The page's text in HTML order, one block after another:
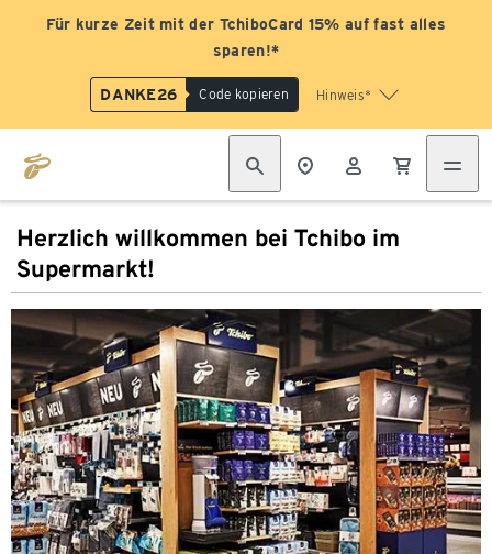
Für kurze Zeit mit der TchiboCard 15% auf fast alles
sparen!*
DANKE26 Code kopieren Hinweis*
Herzlich willkommen bei Tchibo im
Supermarkt!